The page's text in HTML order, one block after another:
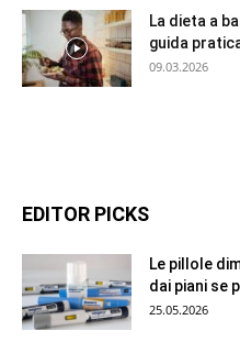
La dieta a
guida
09.03.2026
EDITOR PICKS
Le pillole
dai piani se
25.05.2026